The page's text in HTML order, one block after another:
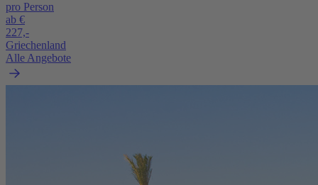
pro Person
ab €
227,-
Griechenland
Alle Angebote